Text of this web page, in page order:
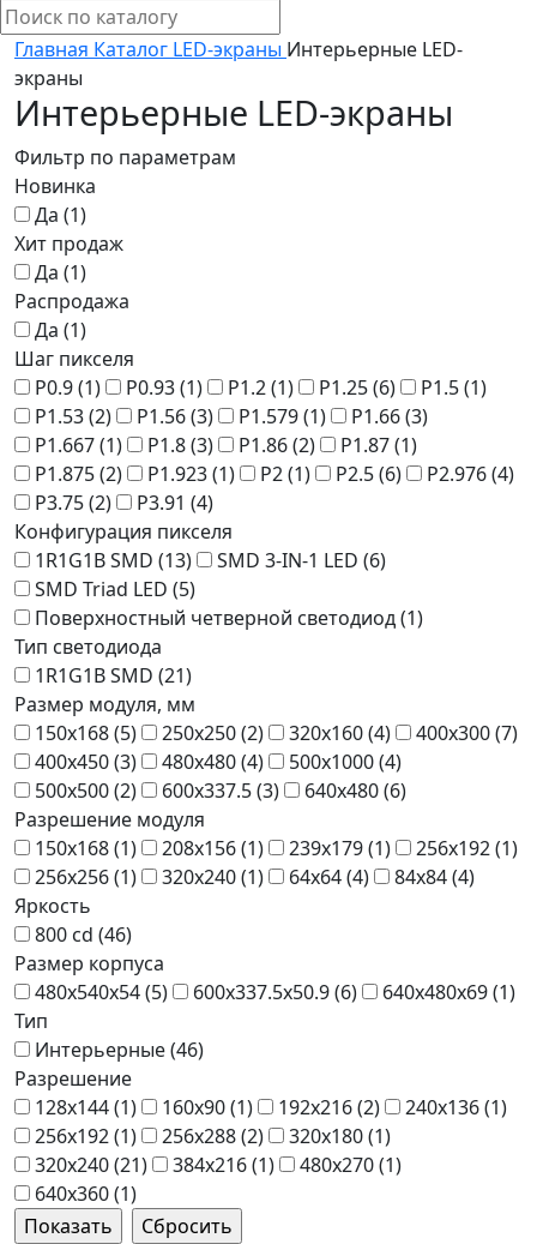
Главная Каталог LED-экраны Интерьерные LED-
экраны
Интерьерные LED-экраны
Фильтр по параметрам
Новинка
Да (1)
Хит продаж
Да (1)
Распродажа
Да (1)
Шаг пикселя
P0.9 (1) P0.93 (1) P1.2 (1) P1.25 (6) P1.5 (1)
P1.53 (2) P1.56 (3) P1.579 (1) P1.66 (3)
P1.667 (1) P1.8 (3) P1.86 (2) P1.87 (1)
P1.875 (2) P1.923 (1) P2 (1) P2.5 (6) P2.976 (4)
P3.75 (2) P3.91 (4)
Конфигурация пикселя
1R1G1B SMD (13) SMD 3-IN-1 LED (6)
SMD Triad LED (5)
Поверхностный четверной светодиод (1)
Тип светодиода
1R1G1B SMD (21)
Размер модуля, мм
150x168 (5) 250x250 (2) 320x160 (4) 400x300 (7)
400x450 (3) 480x480 (4) 500x1000 (4)
500x500 (2) 600x337.5 (3) 640x480 (6)
Разрешение модуля
150x168 (1) 208x156 (1) 239x179 (1) 256x192 (1)
256x256 (1) 320x240 (1) 64x64 (4) 84x84 (4)
Яркость
800 cd (46)
Размер корпуса
480x540x54 (5) 600x337.5x50.9 (6) 640x480x69 (1)
Тип
Интерьерные (46)
Разрешение
128x144 (1) 160x90 (1) 192x216 (2) 240x136 (1)
256x192 (1) 256x288 (2) 320x180 (1)
320x240 (21) 384x216 (1) 480x270 (1)
640x360 (1)